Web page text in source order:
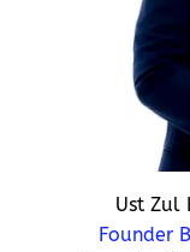
Ust Zul
Founder